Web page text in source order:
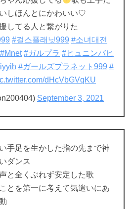
しほんとにかわいい♡
してる人と繋がりた
#걸스플래닛999 #소녀대전
#Mnet #ガルプラ #ヒュニンバヒ
#ガールズプラネット999 #
dHcVbGVqKU
September 3, 2021
手足を生かした指の先まで神
ダンス
と全くぶれず安定した歌
とを第一に考えて気遣いにあ